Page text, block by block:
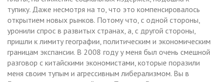
тупику. Даже несмотря на то, что это компенсировалось
открытием новых рынков. Потому что, с одной стороны,
уронили спрос в развитых странах, а, с другой стороны,
пришли к лимиту географии, политическим и экономическим
границам экспансии. В 2008 году у меня был очень смешной
разговор с китайскими экономистами, которые поразили
меня своим тупым и агрессивным либерализмом. Вы в